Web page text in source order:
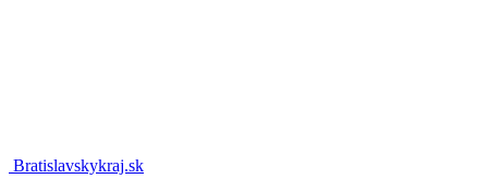
Bratislavskykraj.sk